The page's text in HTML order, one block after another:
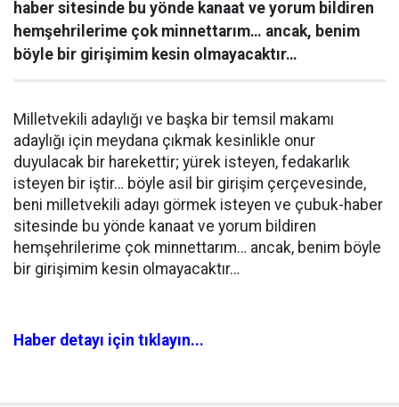
haber sitesinde bu yönde kanaat ve yorum bildiren
hemşehrilerime çok minnettarım… ancak, benim
böyle bir girişimim kesin olmayacaktır…
Milletvekili adaylığı ve başka bir temsil makamı
adaylığı için meydana çıkmak kesinlikle onur
duyulacak bir harekettir; yürek isteyen, fedakarlık
isteyen bir iştir… böyle asil bir girişim çerçevesinde,
beni milletvekili adayı görmek isteyen ve çubuk-haber
sitesinde bu yönde kanaat ve yorum bildiren
hemşehrilerime çok minnettarım… ancak, benim böyle
bir girişimim kesin olmayacaktır…
Haber detayı için tıklayın...